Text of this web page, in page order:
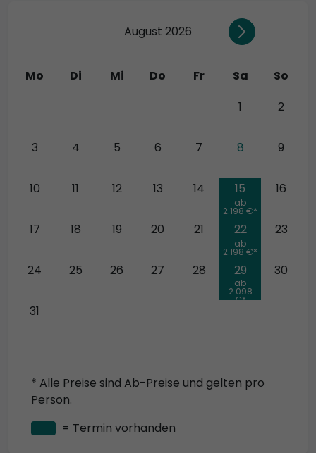
August 2026
Mo Di Mi Do Fr Sa
So
1 2
3 4 5 6 7 8 9
10 11 12 13 14
ab
2.198 €*
15 16
17 18 19 20 21
ab
2.198 €*
22 23
24 25 26 27 28
ab
2.098
€*
29 30
31
* Alle Preise sind Ab-Preise und gelten pro
Person.
= Termin vorhanden